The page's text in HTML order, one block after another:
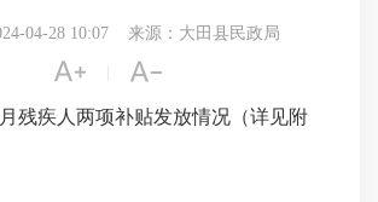
04-28 10:07 来源：大田县民政局
 
残疾人两项补贴发放情况（详见附